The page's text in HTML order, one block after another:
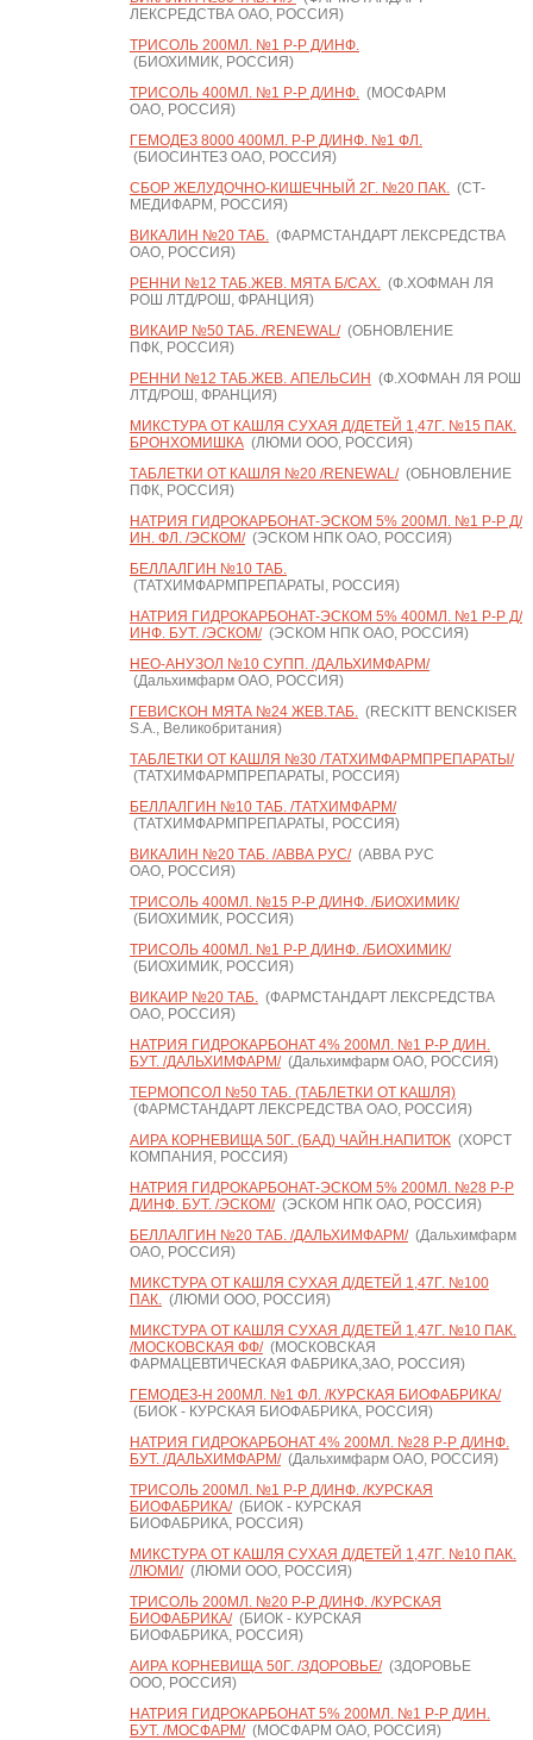
ЛЕКСРЕДСТВА ОАО, РОССИЯ)
ТРИСОЛЬ 200МЛ. №1 Р-Р Д/ИНФ.
(БИОХИМИК, РОССИЯ)
ТРИСОЛЬ 400МЛ. №1 Р-Р Д/ИНФ.(МОСФАРМ
ОАО, РОССИЯ)
ГЕМОДЕЗ 8000 400МЛ. Р-Р Д/ИНФ. №1 ФЛ.
(БИОСИНТЕЗ ОАО, РОССИЯ)
СБОР ЖЕЛУДОЧНО-КИШЕЧНЫЙ 2Г. №20 ПАК.(СТ-
МЕДИФАРМ, РОССИЯ)
ВИКАЛИН №20 ТАБ.(ФАРМСТАНДАРТ ЛЕКСРЕДСТВА
ОАО, РОССИЯ)
РЕННИ №12 ТАБ.ЖЕВ. МЯТА Б/САХ.(Ф.ХОФМАН ЛЯ
РОШ ЛТД/РОШ, ФРАНЦИЯ)
ВИКАИР №50 ТАБ. /RENEWAL/(ОБНОВЛЕНИЕ
ПФК, РОССИЯ)
РЕННИ №12 ТАБ.ЖЕВ. АПЕЛЬСИН (Ф.ХОФМАН ЛЯ РОШ
ЛТД/РОШ, ФРАНЦИЯ)
МИКСТУРА ОТ КАШЛЯ СУХАЯ Д/ДЕТЕЙ 1,47Г. №15 ПАК.
БРОНХОМИШКА(ЛЮМИ ООО, РОССИЯ)
ТАБЛЕТКИ ОТ КАШЛЯ №20 /RENEWAL/(ОБНОВЛЕНИЕ
ПФК, РОССИЯ)
НАТРИЯ ГИДРОКАРБОНАТ-ЭСКОМ 5% 200МЛ. №1 Р-Р Д/
ИН. ФЛ. /ЭСКОМ/(ЭСКОМ НПК ОАО, РОССИЯ)
БЕЛЛАЛГИН №10 ТАБ.
(ТАТХИМФАРМПРЕПАРАТЫ, РОССИЯ)
НАТРИЯ ГИДРОКАРБОНАТ-ЭСКОМ 5% 400МЛ. №1 Р-Р Д/
ИНФ. БУТ. /ЭСКОМ/(ЭСКОМ НПК ОАО, РОССИЯ)
НЕО-АНУЗОЛ №10 СУПП. /ДАЛЬХИМФАРМ/
(Дальхимфарм ОАО, РОССИЯ)
ГЕВИСКОН МЯТА №24 ЖЕВ.ТАБ.(RECKITT BENCKISER
S.A., Великобритания)
ТАБЛЕТКИ ОТ КАШЛЯ №30 /ТАТХИМФАРМПРЕПАРАТЫ/
(ТАТХИМФАРМПРЕПАРАТЫ, РОССИЯ)
БЕЛЛАЛГИН №10 ТАБ. /ТАТХИМФАРМ/
(ТАТХИМФАРМПРЕПАРАТЫ, РОССИЯ)
ВИКАЛИН №20 ТАБ. /АВВА РУС/(АВВА РУС
ОАО, РОССИЯ)
ТРИСОЛЬ 400МЛ. №15 Р-Р Д/ИНФ. /БИОХИМИК/
(БИОХИМИК, РОССИЯ)
ТРИСОЛЬ 400МЛ. №1 Р-Р Д/ИНФ. /БИОХИМИК/
(БИОХИМИК, РОССИЯ)
ВИКАИР №20 ТАБ.(ФАРМСТАНДАРТ ЛЕКСРЕДСТВА
ОАО, РОССИЯ)
НАТРИЯ ГИДРОКАРБОНАТ 4% 200МЛ. №1 Р-Р Д/ИН.
БУТ. /ДАЛЬХИМФАРМ/(Дальхимфарм ОАО, РОССИЯ)
ТЕРМОПСОЛ №50 ТАБ. (ТАБЛЕТКИ ОТ КАШЛЯ)
(ФАРМСТАНДАРТ ЛЕКСРЕДСТВА ОАО, РОССИЯ)
АИРА КОРНЕВИЩА 50Г. (БАД) ЧАЙН.НАПИТОК(ХОРСТ
КОМПАНИЯ, РОССИЯ)
НАТРИЯ ГИДРОКАРБОНАТ-ЭСКОМ 5% 200МЛ. №28 Р-Р
Д/ИНФ. БУТ. /ЭСКОМ/(ЭСКОМ НПК ОАО, РОССИЯ)
БЕЛЛАЛГИН №20 ТАБ. /ДАЛЬХИМФАРМ/(Дальхимфарм
ОАО, РОССИЯ)
МИКСТУРА ОТ КАШЛЯ СУХАЯ Д/ДЕТЕЙ 1,47Г. №100
ПАК.(ЛЮМИ ООО, РОССИЯ)
МИКСТУРА ОТ КАШЛЯ СУХАЯ Д/ДЕТЕЙ 1,47Г. №10 ПАК.
/МОСКОВСКАЯ ФФ/(МОСКОВСКАЯ
ФАРМАЦЕВТИЧЕСКАЯ ФАБРИКА,ЗАО, РОССИЯ)
ГЕМОДЕЗ-Н 200МЛ. №1 ФЛ. /КУРСКАЯ БИОФАБРИКА/
(БИОК - КУРСКАЯ БИОФАБРИКА, РОССИЯ)
НАТРИЯ ГИДРОКАРБОНАТ 4% 200МЛ. №28 Р-Р Д/ИНФ.
БУТ. /ДАЛЬХИМФАРМ/(Дальхимфарм ОАО, РОССИЯ)
ТРИСОЛЬ 200МЛ. №1 Р-Р Д/ИНФ. /КУРСКАЯ
БИОФАБРИКА/(БИОК - КУРСКАЯ
БИОФАБРИКА, РОССИЯ)
МИКСТУРА ОТ КАШЛЯ СУХАЯ Д/ДЕТЕЙ 1,47Г. №10 ПАК.
/ЛЮМИ/(ЛЮМИ ООО, РОССИЯ)
ТРИСОЛЬ 200МЛ. №20 Р-Р Д/ИНФ. /КУРСКАЯ
БИОФАБРИКА/(БИОК - КУРСКАЯ
БИОФАБРИКА, РОССИЯ)
АИРА КОРНЕВИЩА 50Г. /ЗДОРОВЬЕ/(ЗДОРОВЬЕ
ООО, РОССИЯ)
НАТРИЯ ГИДРОКАРБОНАТ 5% 200МЛ. №1 Р-Р Д/ИН.
БУТ. /МОСФАРМ/(МОСФАРМ ОАО, РОССИЯ)